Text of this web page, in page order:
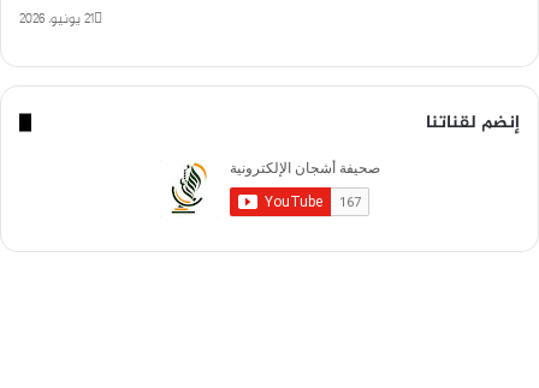
21 يونيو، 2026
إنضم لقناتنا